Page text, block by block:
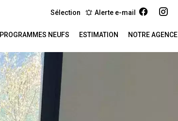
Sélection Alerte e-mail
PROGRAMMES NEUFS ESTIMATION NOTRE AGENCE